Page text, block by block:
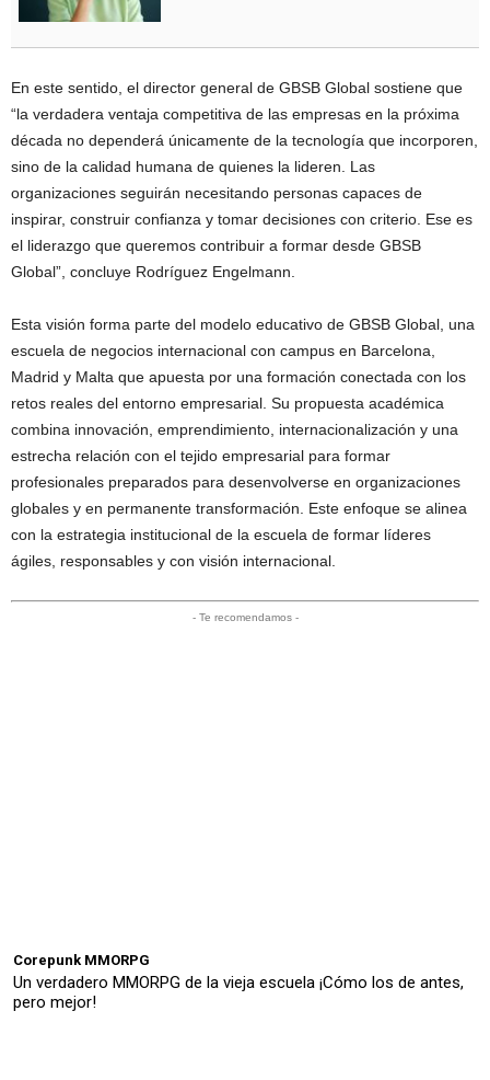
En este sentido, el director general de GBSB Global sostiene que
“la verdadera ventaja competitiva de las empresas en la próxima
década no dependerá únicamente de la tecnología que incorporen,
sino de la calidad humana de quienes la lideren. Las
organizaciones seguirán necesitando personas capaces de
inspirar, construir confianza y tomar decisiones con criterio. Ese es
el liderazgo que queremos contribuir a formar desde GBSB
Global”, concluye Rodríguez Engelmann.
Esta visión forma parte del modelo educativo de GBSB Global, una
escuela de negocios internacional con campus en Barcelona,
Madrid y Malta que apuesta por una formación conectada con los
retos reales del entorno empresarial. Su propuesta académica
combina innovación, emprendimiento, internacionalización y una
estrecha relación con el tejido empresarial para formar
profesionales preparados para desenvolverse en organizaciones
globales y en permanente transformación. Este enfoque se alinea
con la estrategia institucional de la escuela de formar líderes
ágiles, responsables y con visión internacional.
- Te recomendamos -
Corepunk MMORPG
Un verdadero MMORPG de la vieja escuela ¡Cómo los de antes,
pero mejor!